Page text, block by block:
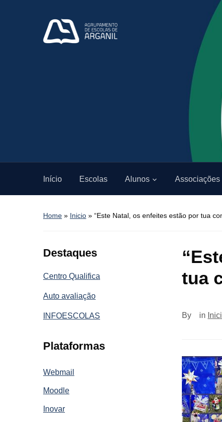
Início Escolas Alunos Associações
Home » Inicio » “Este Natal, os enfeites estão por tua
Destaques
Centro Qualifica
Auto avaliação
INFOESCOLAS
Plataformas
Webmail
Moodle
Inovar
tua
By in